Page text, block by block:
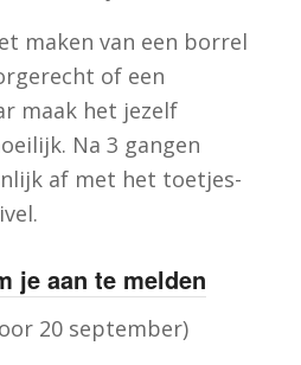
maken van een borrel
of een
maak het jezelf
Na 3 gangen
af met het toetjes-
je aan te melden
20 september)